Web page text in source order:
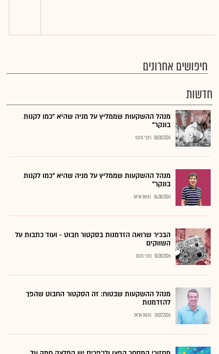
חיפושים אחרונים
חדשות
מנהל ההשקעות שממליץ על מניה שהיא "כמו לקנות
בונקר"
08.08.2026 כתבי גלובס
מנהל ההשקעות שממליץ על מניה שהיא "כמו לקנות
בונקר"
04.08.2026 נתנאל אריאל
הבכיר שרואה הזדמנות בסקטור חבוט - ועוד כתבות על
השווקים
01.08.2026 כתבי גלובס
מנהל ההשקעות שבטוח: זה הסקטור החבוט שהפך
להזדמנות
28.07.2026 נתנאל אריאל